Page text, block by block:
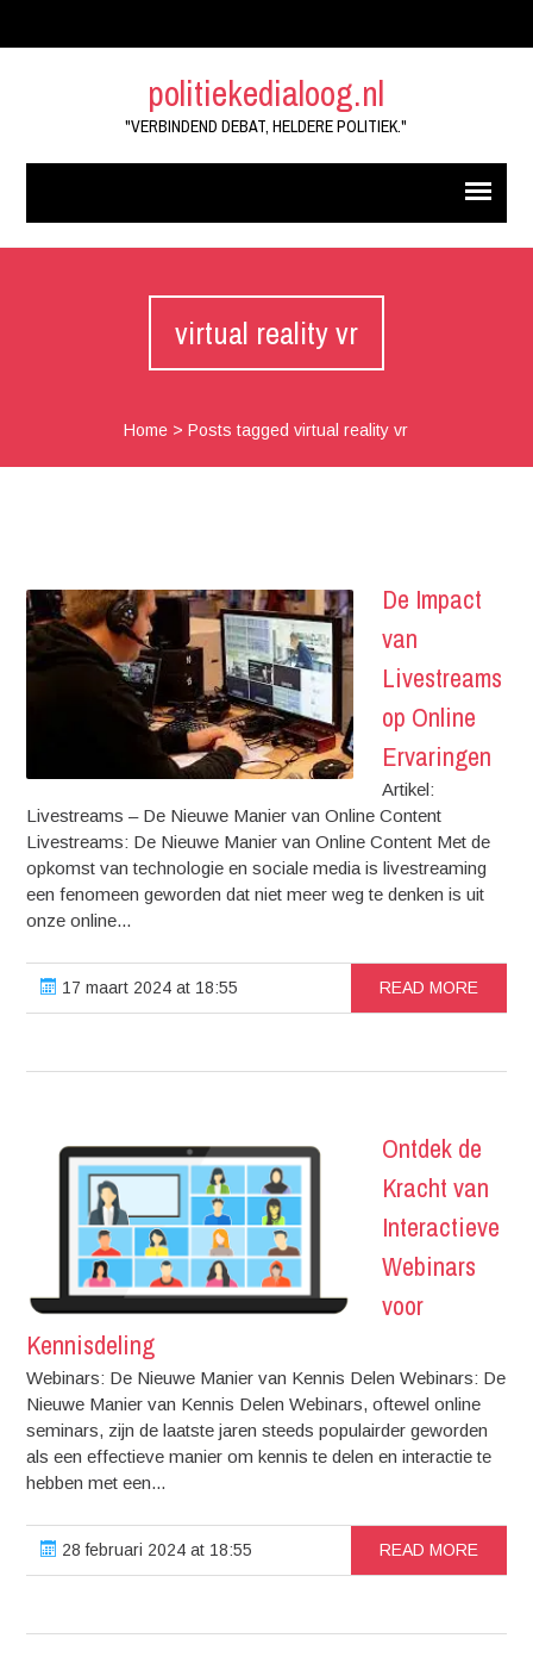
politiekedialoog.nl
"VERBINDEND DEBAT, HELDERE POLITIEK."
virtual reality vr
Home >Posts tagged virtual reality vr
De Impact
van
Livestreams
op Online
Ervaringen
Artikel:
Livestreams – De Nieuwe Manier van Online Content
Livestreams: De Nieuwe Manier van Online Content Met de
opkomst van technologie en sociale media is livestreaming
een fenomeen geworden dat niet meer weg te denken is uit
onze online...
17 maart 2024 at 18:55 READ MORE
Ontdek de
Kracht van
Interactieve
Webinars
voor
Kennisdeling
Webinars: De Nieuwe Manier van Kennis Delen Webinars: De
Nieuwe Manier van Kennis Delen Webinars, oftewel online
seminars, zijn de laatste jaren steeds populairder geworden
als een effectieve manier om kennis te delen en interactie te
hebben met een...
28 februari 2024 at 18:55 READ MORE